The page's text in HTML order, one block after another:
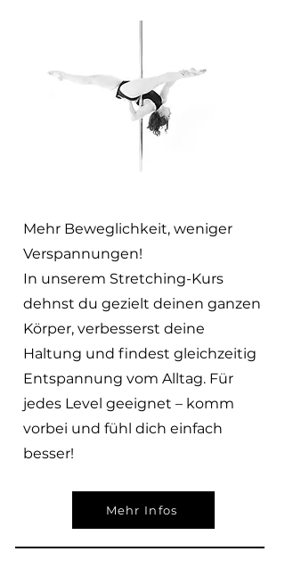
Mehr Beweglichkeit, weniger
Verspannungen!
In unserem Stretching-Kurs
dehnst du gezielt deinen ganzen
Körper, verbesserst deine
Haltung und findest gleichzeitig
Entspannung vom Alltag. Für
jedes Level geeignet – komm
vorbei und fühl dich einfach
besser!
Mehr Infos